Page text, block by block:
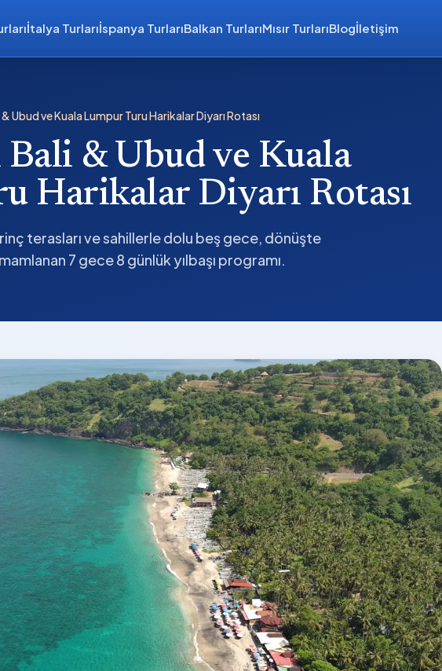
İtalya Turlarıİspanya TurlarıBalkan TurlarıMısır TurlarıBlogİletişim
& Ubud ve Kuala Lumpur Turu Harikalar Diyarı Rotası
Bali & Ubud ve Kuala
Harikalar Diyarı Rotası
terasları ve sahillerle dolu beş gece, dönüşte
7 gece 8 günlük yılbaşı programı.